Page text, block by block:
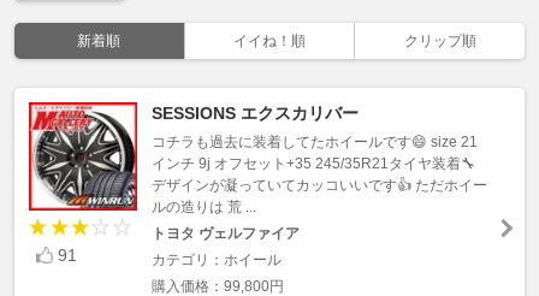
新着順 イイね！順 クリップ順
91
SESSIONS エクスカリバー
コチラも過去に装着してたホイールです😄 size 21
インチ 9j オフセット+35 245/35R21タイヤ装着🔧
デザインが凝っていてカッコいいです👍 ただホイー
ルの造りは 荒 ...
トヨタ ヴェルファイア
カテゴリ：ホイール
購入価格：99,800円